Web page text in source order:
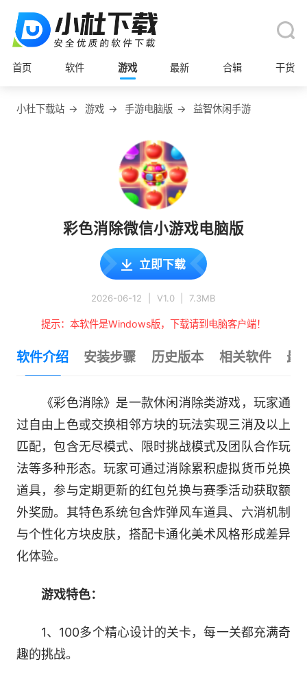
首页 软件 游戏 最新 合辑 干货
小杜下载站 → 游戏 → 手游电脑版 → 益智休闲手游
彩色消除微信小游戏电脑版
立即下载
2026-06-12 V1.0 7.3MB
提示：本软件是Windows版，下载请到电脑客户端！
软件介绍 安装步骤 历史版本 相关软件 最
《彩色消除》是一款休闲消除类游戏，玩家通
过自由上色或交换相邻方块的玩法实现三消及以上
匹配，包含无尽模式、限时挑战模式及团队合作玩
法等多种形态。玩家可通过消除累积虚拟货币兑换
道具，参与定期更新的红包兑换与赛季活动获取额
外奖励。其特色系统包含炸弹风车道具、六消机制
与个性化方块皮肤，搭配卡通化美术风格形成差异
化体验。
游戏特色：
1、100多个精心设计的关卡，每一关都充满奇
趣的挑战。